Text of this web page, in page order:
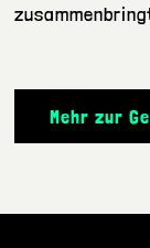
Mehr zur